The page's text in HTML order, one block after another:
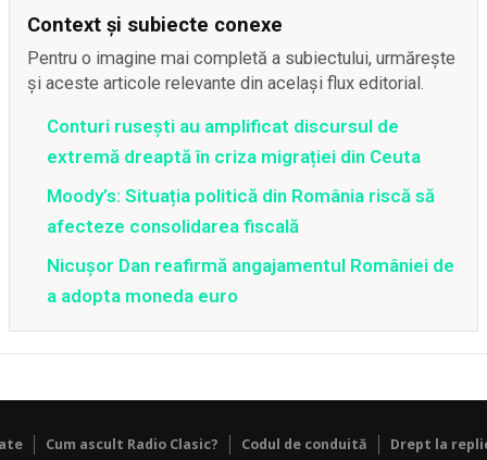
Context și subiecte conexe
Pentru o imagine mai completă a subiectului, urmărește
și aceste articole relevante din același flux editorial.
Conturi rusești au amplificat discursul de
extremă dreaptă în criza migrației din Ceuta
Moody’s: Situația politică din România riscă să
afecteze consolidarea fiscală
Nicușor Dan reafirmă angajamentul României de
a adopta moneda euro
Cum ascult Radio Clasic? Codul de conduită Drept la